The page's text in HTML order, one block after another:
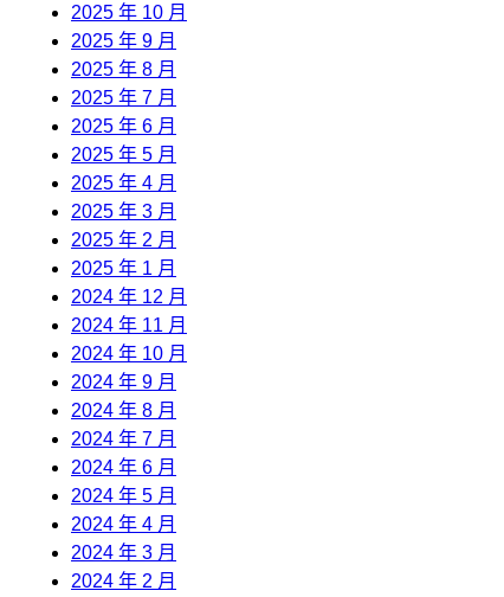
2025 年 10 月
2025 年 9 月
2025 年 8 月
2025 年 7 月
2025 年 6 月
2025 年 5 月
2025 年 4 月
2025 年 3 月
2025 年 2 月
2025 年 1 月
2024 年 12 月
2024 年 11 月
2024 年 10 月
2024 年 9 月
2024 年 8 月
2024 年 7 月
2024 年 6 月
2024 年 5 月
2024 年 4 月
2024 年 3 月
2024 年 2 月